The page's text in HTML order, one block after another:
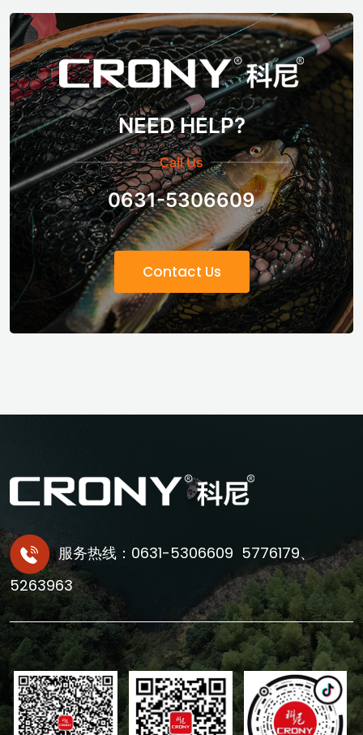
NEED HELP?
Call Us
0631-5306609
Contact Us
服务热线：0631-5306609 5776179、
5263963